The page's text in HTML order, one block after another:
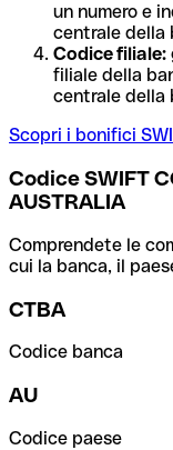
un numero e
centrale della
Codice filiale:
filiale della
centrale della
Scopri i bonifici
Codice SWIFT
AUSTRALIA
Comprendete le
cui la banca, il
CTBA
Codice banca
AU
Codice paese